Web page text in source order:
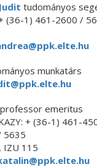
tudományos
(36-1) 461-2600 /
munkatárs
professor emeritus
+ (36-1) 461-
5635
IZU 115